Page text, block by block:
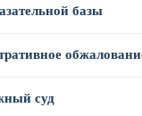
базы
суд